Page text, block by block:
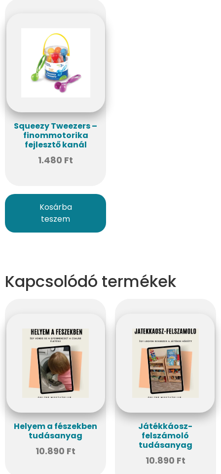
Squeezy Tweezers –
finommotorika
fejlesztő kanál
1.480 Ft
Kosárba
teszem
Kapcsolódó termékek
Helyem a fészekben
tudásanyag
10.890 Ft
Játékkáosz-
felszámoló
tudásanyag
10.890 Ft